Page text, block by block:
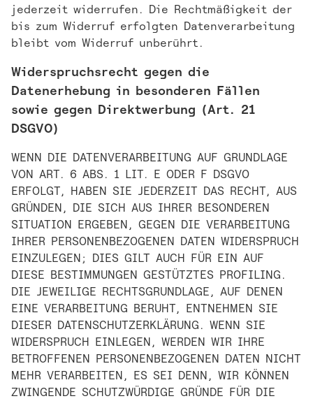
jederzeit widerrufen. Die Rechtmäßigkeit der
bis zum Widerruf erfolgten Datenverarbeitung
bleibt vom Widerruf unberührt.
Widerspruchsrecht gegen die
Datenerhebung in besonderen Fällen
sowie gegen Direktwerbung (Art. 21
DSGVO)
WENN DIE DATENVERARBEITUNG AUF GRUNDLAGE
VON ART. 6 ABS. 1 LIT. E ODER F DSGVO
ERFOLGT, HABEN SIE JEDERZEIT DAS RECHT, AUS
GRÜNDEN, DIE SICH AUS IHRER BESONDEREN
SITUATION ERGEBEN, GEGEN DIE VERARBEITUNG
IHRER PERSONENBEZOGENEN DATEN WIDERSPRUCH
EINZULEGEN; DIES GILT AUCH FÜR EIN AUF
DIESE BESTIMMUNGEN GESTÜTZTES PROFILING.
DIE JEWEILIGE RECHTSGRUNDLAGE, AUF DENEN
EINE VERARBEITUNG BERUHT, ENTNEHMEN SIE
DIESER DATENSCHUTZERKLÄRUNG. WENN SIE
WIDERSPRUCH EINLEGEN, WERDEN WIR IHRE
BETROFFENEN PERSONENBEZOGENEN DATEN NICHT
MEHR VERARBEITEN, ES SEI DENN, WIR KÖNNEN
ZWINGENDE SCHUTZWÜRDIGE GRÜNDE FÜR DIE